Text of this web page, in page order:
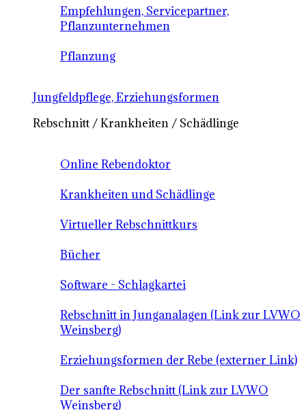
Empfehlungen, Servicepartner,
Pflanzunternehmen
Pflanzung
Jungfeldpflege, Erziehungsformen
Rebschnitt / Krankheiten / Schädlinge
Online Rebendoktor
Krankheiten und Schädlinge
Virtueller Rebschnittkurs
Bücher
Software - Schlagkartei
Rebschnitt in Junganalagen (Link zur LVWO
Weinsberg)
Erziehungsformen der Rebe (externer Link)
Der sanfte Rebschnitt (Link zur LVWO
Weinsberg)